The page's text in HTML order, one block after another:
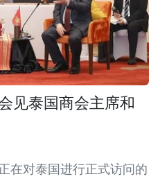
见泰国商会主席和
在对泰国进行正式访问的